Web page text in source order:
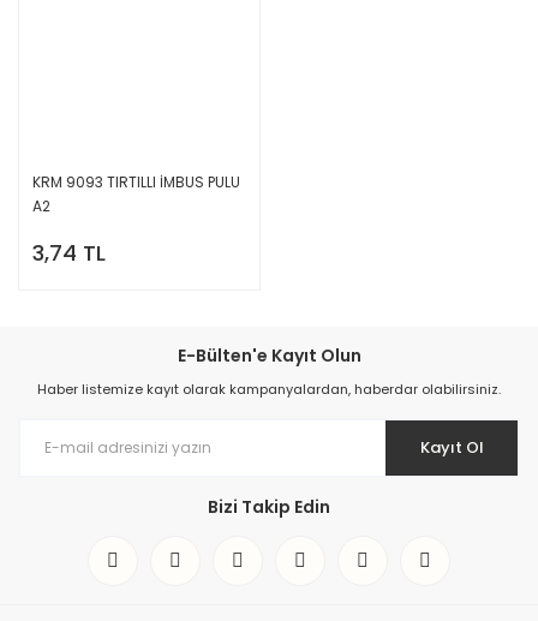
KRM 9093 TIRTILLI İMBUS PULU
A2
3,74 TL
E-Bülten'e Kayıt Olun
Haber listemize kayıt olarak kampanyalardan, haberdar olabilirsiniz.
Kayıt Ol
Bizi Takip Edin